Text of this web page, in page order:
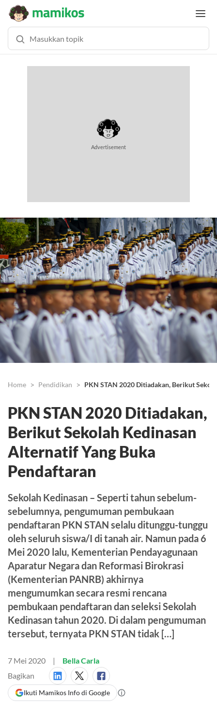
Advertisement
Home Pendidikan PKN STAN 2020 Ditiadakan, Berikut
PKN STAN 2020 Ditiadakan,
Berikut Sekolah Kedinasan
Alternatif Yang Buka
Pendaftaran
Sekolah Kedinasan – Seperti tahun sebelum-
sebelumnya, pengumuman pembukaan
pendaftaran PKN STAN selalu ditunggu-tunggu
oleh seluruh siswa/I di tanah air. Namun pada 6
Mei 2020 lalu, Kementerian Pendayagunaan
Aparatur Negara dan Reformasi Birokrasi
(Kementerian PANRB) akhirnya
mengumumkan secara resmi rencana
pembukaan pendaftaran dan seleksi Sekolah
Kedinasan tahun 2020. Di dalam pengumuman
tersebut, ternyata PKN STAN tidak […]
7 Mei 2020
Bella Carla
Bagikan
Ikuti Mamikos Info di Google